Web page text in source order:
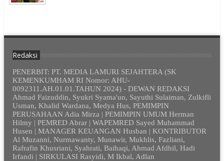
Redaksi
PENERBIT: PT. MEDIA LAMURI SEJAHTERA (SK
KEMENKUMHAM RI Nomor: AHU-
0092311.AH.01.01.TAHUN 2024) - DEWAN REDAKSI
Ahmad Faizuddin, Syukri Syama'un, Sayuthi Sulaiman, Zulkifli
Usman, Khalid Wardana, Medya Hus, PEMIMPIN
PERUSAHAAN Adia Mirza | PEMIMPIN UMUM Herman
Hilmy | PEMRED Abrar | WAPEMRED Sayed Muhammad
Husen | MANAGER KEUANGAN Husban | KONTRIBUTOR
Al Muzanni, Nurmawanty, Munawir, Mukhlis, Fazliani,
Rafrafin Khusriani, Syahrati, Baihaqi, Ahmad Afdhil, Hadi
Irfandi | SIRKULASI Rasyidi, M Ikbal, Adlan